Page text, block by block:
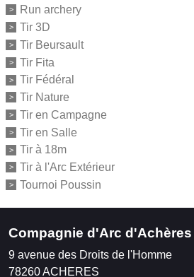
Run archery
Tir 3D
Tir Beursault
Tir Fita
Tir Fédéral
Tir Nature
Tir en Campagne
Tir en Salle
Tir à 18m
Tir à l'Arc Extérieur
Tournoi Poussin
Compagnie d'Arc d'Achères
9 avenue des Droits de l'Homme
78260ACHERES